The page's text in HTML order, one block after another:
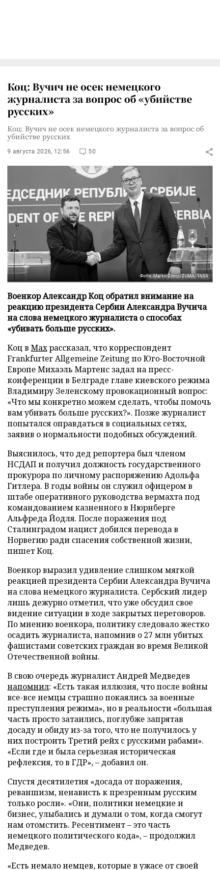
Коц: Вучич не осек немецкого
журналиста за вопрос об «убийстве
русских»
Коц: Вучич не осек немецкого журналиста за вопрос об
убийстве русских
9 августа 2026, 12:56 50
Фото: Marko Dimic/ZUMA/TASS
Военкор Александр Коц обратил внимание на
реакцию президента Сербии Александра Вучича
на слова немецкого журналиста о способах
«убивать больше русских».
Коц в Махрассказал, что корреспондент
Frankfurter Allgemeine Zeitung по Юго-Восточной
Европе Михаэль Мартенс задал на пресс-
конференции в Белграде главе киевского режима
Владимиру Зеленскому провокационный вопрос:
«Что мы конкретно можем сделать, чтобы помочь
вам убивать больше русских?». Позже журналист
попытался оправдаться в социальных сетях,
заявив о нормальности подобных обсуждений.
Выяснилось, что дед репортера был членом
НСДАП и получил должность государственного
прокурора по личному распоряжению Адольфа
Гитлера. В годы войны он служил офицером в
штабе оперативного руководства вермахта под
командованием казненного в Нюрнберге
Альфреда Йодля. После поражения под
Сталинградом нацист добился перевода в
Норвегию ради спасения собственной жизни,
пишет Коц.
Военкор выразил удивление слишком мягкой
реакцией президента Сербии Александра Вучича
на слова немецкого журналиста. Сербский лидер
лишь дежурно отметил, что уже обсудил свое
видение ситуации в ходе закрытых переговоров.
По мнению военкора, политику следовало жестко
осадить журналиста, напомнив о 27 млн убитых
фашистами советских граждан во время Великой
Отечественной войны.
В свою очередь журналист Андрей Медведев
напомнил: «Есть такая иллюзия, что после войны
все-все немцы страшно покаялись за военные
преступления режима», но в реальности «большая
часть просто затаились, поглубже запрятав
досаду и обиду из-за того, что не получилось у
них построить Третий рейх с русскими рабами».
«Если где и была серьезная историческая
рефлексия, то в ГДР», – добавил он.
Спустя десятилетия «досада от поражения,
реваншизм, ненависть к презренным русским
только росли». «Они, политики немецкие и
бизнес, улыбались и думали о том, когда смогут
нам отомстить. Ресентимент – это часть
немецкого политического кода», – продолжил
Медведев.
«Есть немало немцев, которые в ужасе от своей